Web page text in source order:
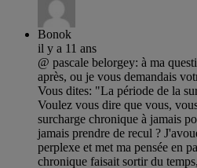
Bonok
il y a 11 ans
@ pascale belorgey: à ma
après, ou je vous demandais
Vous dites: "La période de la
Voulez vous dire que vous,
surcharge chronique à jamais
jamais prendre de recul ?
perplexe et met ma pensée en
chronique faisait sortir du